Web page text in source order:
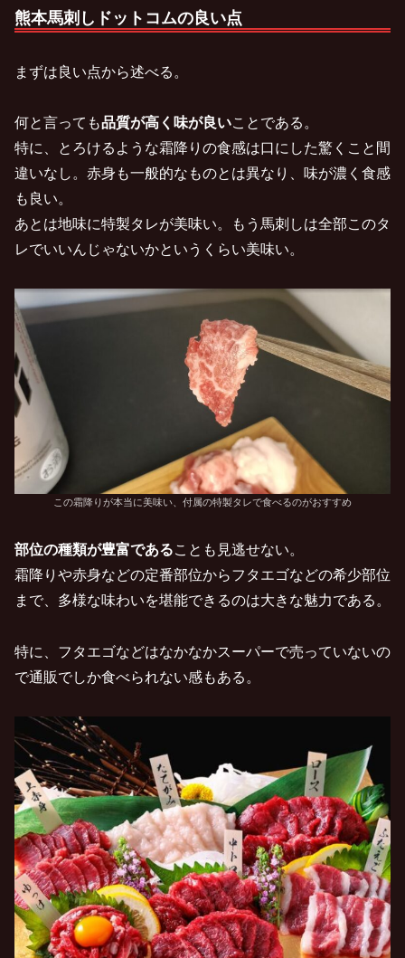
熊本馬刺しドットコムの良い点
まずは良い点から述べる。
何と言っても品質が高く味が良いことである。
特に、とろけるような霜降りの食感は口にした驚くこと間
違いなし。赤身も一般的なものとは異なり、味が濃く食感
も良い。
あとは地味に特製タレが美味い。もう馬刺しは全部このタ
レでいいんじゃないかというくらい美味い。
この霜降りが本当に美味い、付属の特製タレで食べるのがおすすめ
部位の種類が豊富であることも見逃せない。
霜降りや赤身などの定番部位からフタエゴなどの希少部位
まで、多様な味わいを堪能できるのは大きな魅力である。
特に、フタエゴなどはなかなかスーパーで売っていないの
で通販でしか食べられない感もある。